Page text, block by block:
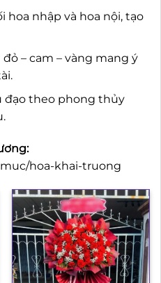
hoa nhập và hoa nội, tạo
– cam – vàng mang ý
đạo theo phong thủy
hoa-khai-truong